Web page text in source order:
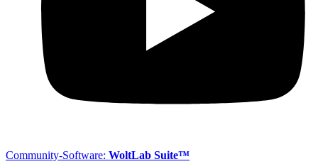
Community-Software: WoltLab Suite™